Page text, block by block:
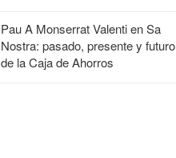
Pau A Monserrat ValentienSa
Nostra: pasado, presente y futuro
de la Caja de Ahorros